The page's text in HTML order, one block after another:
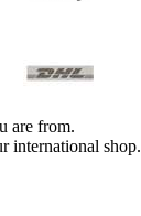
are from.
international shop.